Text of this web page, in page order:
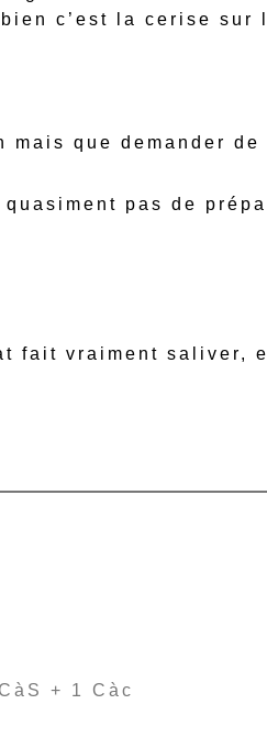
c’est la cerise sur
que demander de
pas de
fait vraiment saliver,
+ 1 Càc